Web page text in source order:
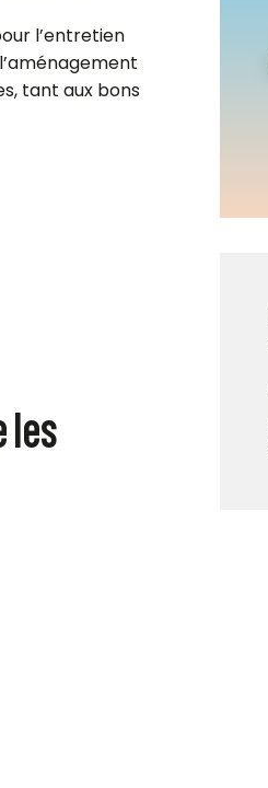
l’entretien
tant aux bons
les